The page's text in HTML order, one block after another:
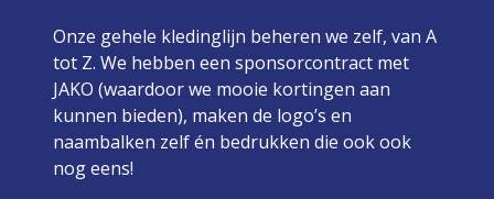
Onze gehele kledinglijn beheren we zelf, van A
tot Z. We hebben een sponsorcontract met
JAKO (waardoor we mooie kortingen aan
kunnen bieden), maken de logo’s en
naambalken zelf én bedrukken die ook ook
nog eens!